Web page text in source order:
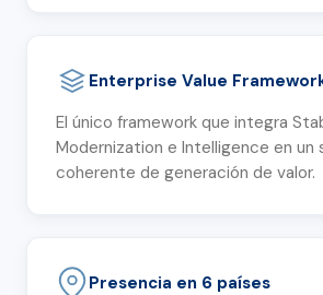
Enterprise Value
El único framework que integra
Modernization e Intelligence en un
coherente de generación de valor.
Presencia en 6 países